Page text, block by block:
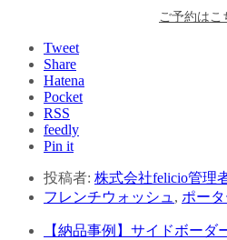
ご予約はこ
Tweet
Share
Hatena
Pocket
RSS
feedly
Pin it
投稿者: 株式会社felicio管理
フレンチウォッシュ , ポー
【納品事例】サイドボーダ